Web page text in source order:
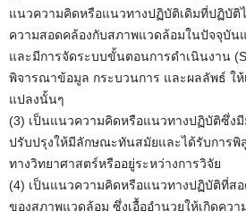
แนวความคิดหรือแนวทางปฏิบัติเดิมที่ปฏิบัติ
ความสอดคล้องกับสภาพแวดล้อมในปัจจุบัน
และมีการจัดระบบขั้นตอนการดำเนินงาน
พิจารณาข้อมูล กระบวนการ และผลลัพธ์ ให้
แปลงนั้นๆ
(3) เป็นแนวความคิดหรือแนวทางปฏิบัติซึ่ง
ปรับปรุงให้มีลักษณะทันสมัยและได้รับการพิ
ทางวิทยาศาสตร์หรืออยู่ระหว่างการวิจัย
(4) เป็นแนวความคิดหรือแนวทางปฏิบัติที่ส
ของสภาพแวดล้อม ซึ่งเอื้ออำนวยให้เกิดควา